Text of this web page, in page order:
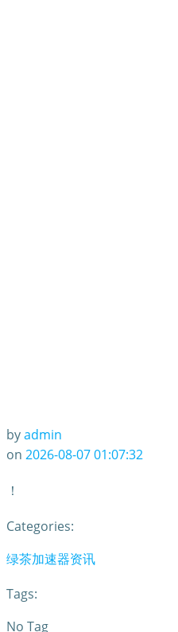
byadmin
on 2026-08-07 01:07:32
！
Categories:
绿茶加速器资讯
Tags:
No Tag